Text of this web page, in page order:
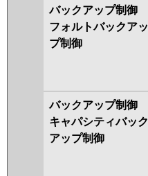
バックアップ制御
フォルトバックアッ
プ制御
バックアップ制御
キャパシティバック
アップ制御